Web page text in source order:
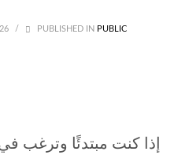
/ PUBLISHED IN PUBLIC
إذا كنت مبتدئًا وترغب